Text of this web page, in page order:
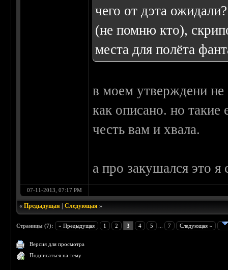
чего от дэта
(не помню кто),
места для полёта
в моем утверждени не
как описано. но такие
честь вам и хвала.
а про закушался это я
07-11-2013, 07:17 PM
«Предыдущая |Следующая »
Страницы (7): « Предыдущая 1 2 3 4 5 7 Следующая »
Версия для просмотра
Подписаться на тему